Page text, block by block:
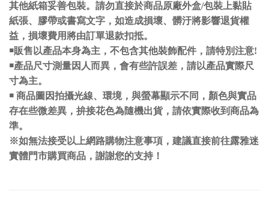
其他紙箱妥善包裝。請勿直接於商品原廠外盒/包裝上黏貼
紙張、膠帶或書寫文字，如造成損壞、髒汙將影響退貨權
益，損壞費用將由訂單退款扣抵。
￭販售以產品本身為主，不包含其他裝飾配件，請特別注意!
￭產品尺寸測量因人而異，會有些許誤差，請以產品實際尺
寸為主。
￭ 商品圖因拍攝光線、環境，與螢幕顯示不同，顏色與實品
存在些微差異，拚接花色為隨機出貨，請依實際收到商品為
準。
※如無法接受以上網路購物注意事項，建議直接前往露雅迷
實體門市購買商品，謝謝您的支持！